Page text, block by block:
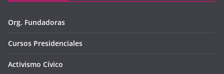
Org. Fundadoras
Cursos Presidenciales
Activismo Cívico